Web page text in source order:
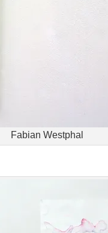
Fabian Westphal